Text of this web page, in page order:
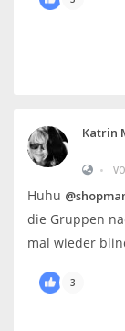
Katrin
•
Huhu
die Gruppen
mal wieder
3